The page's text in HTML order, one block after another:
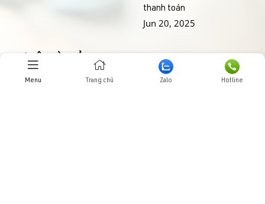
thanh toán
Jun 20, 2025
THƯ VIỆN HÌNH ẢNHH
Menu Trang chủ Zalo Hotline